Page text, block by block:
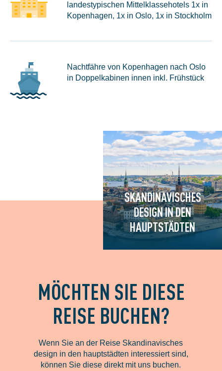
landestypischen Mittelklassehotels 1x in
Kopenhagen, 1x in Oslo, 1x in Stockholm
Nachtfähre von Kopenhagen nach Oslo
in Doppelkabinen innen inkl. Frühstück
SKANDINAVISCHES
DESIGN IN DEN
HAUPTSTÄDTEN
MÖCHTEN SIE DIESE
REISE BUCHEN?
Wenn Sie an der Reise Skandinavisches
design in den hauptstädten interessiert sind,
können Sie diese direkt mit uns buchen.